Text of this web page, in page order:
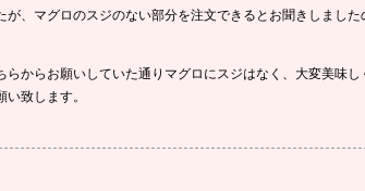
が、マグロのスジのない部分を注文できるとお聞きしまし
らからお願いしていた通りマグロにスジはなく、大変美味
致します。